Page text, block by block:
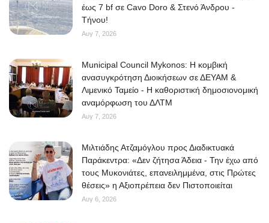
έως 7 bf σε Cavo Doro & Στενό Άνδρου -
Τήνου!
Αυγ 7, 2026
Municipal Council Mykonos: Η κομβική
ανασυγκρότηση Διοικήσεων σε ΔΕΥΑΜ &
Λιμενικό Ταμείο - Η καθοριστική δημοσιονομική
αναμόρφωση του ΔΛΤΜ
Αυγ 7, 2026
Μιλτιάδης Ατζαμόγλου προς Διαδικτυακά
Παράκεντρα: «Δεν ζήτησα Άδεια - Την έχω από
τους Μυκονιάτες, επανειλημμένα, στις Πρώτες
θέσεις» η Αξιοπρέπεια δεν Πιστοποιείται
Αυγ 6, 2026